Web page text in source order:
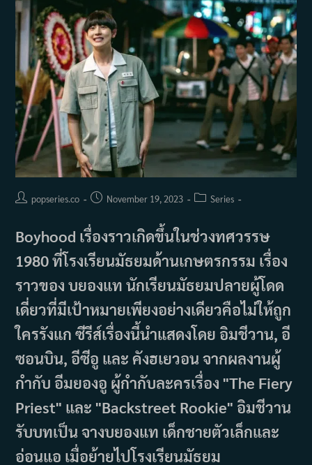
Postpopseries.co
PostNovember 19, 2023
PostSeries
Boyhood เรื่องราวเกิดขึ้นในช่วงทศวรรษ
1980 ที่โรงเรียนมัธยมด้านเกษตรกรรม เรื่อง
ราวของ บยองแท นักเรียนมัธยมปลายผู้โดด
เดี่ยวที่มีเป้าหมายเพียงอย่างเดียวคือไม่ให้ถูก
ใครรังแก ซีรีส์เรื่องนี้นำแสดงโดย อิมชีวาน, อี
ซอนบิน, อีซีอู และ คังฮเยวอน จากผลงานผู้
กำกับ อีมยองอู ผู้กำกับละครเรื่อง "The Fiery
Priest" และ "Backstreet Rookie" อิมชีวาน
รับบทเป็น จางบยองแท เด็กชายตัวเล็กและ
อ่อนแอ เมื่อย้ายไปโรงเรียนมัธยม